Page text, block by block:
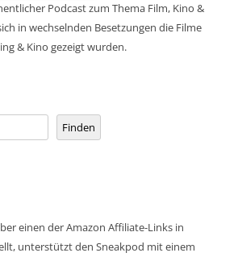
Podcast zum Thema Film, Kino &
in wechselnden Besetzungen die Filme
& Kino gezeigt wurden.
Finden
einen der Amazon Affiliate-Links in
unterstützt den Sneakpod mit einem